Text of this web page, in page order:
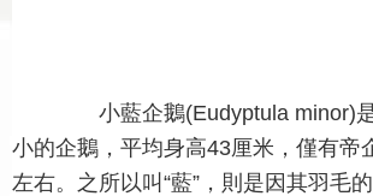
小藍企鵝(Eudyptula minor)
小的企鵝，平均身高43厘米，僅有帝
左右。之所以叫“藍”，則是因其羽毛